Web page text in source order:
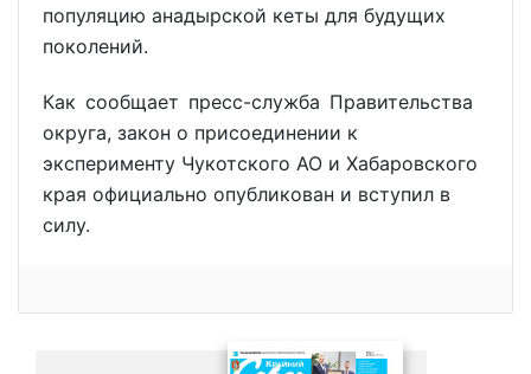
популяцию анадырской кеты для будущих
поколений.
Как сообщает пресс-служба Правительства
округа, закон о присоединении к
эксперименту Чукотского АО и Хабаровского
края официально опубликован и вступил в
силу.